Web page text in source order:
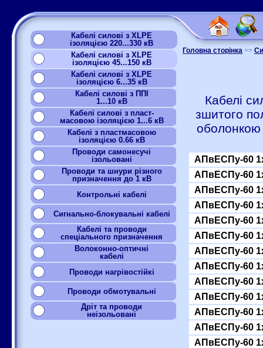
Кабелі силові з XLPE
ізоляцією 220...330 кВ
Кабелі силові з XLPE
ізоляцією 45...150 кВ
Кабелі силові з XLPE
ізоляцією 6...35 кВ
Кабелі силові з ППІ
1...10 кВ
Кабелі силові з пласт-
масовою ізоляцією 1...6 кВ
Кабелі з пластмасовою
ізоляцією 0.66 кВ
Проводи самонесучі
ізольовані
Проводи та шнури різного
призначення до 1 кВ
Контрольні кабелі
Сигнально-блокувальні кабелі
Кабелі та проводи
спеціального призначення
Волоконно-оптичні
кабелі
Проводи нагрівостійкі
Проводи обмотувальні
Дріт та проводи
неізольовані
Головна сторінка >>
Кабелі
зшитого
АПвЕСПу-60
АПвЕСПу-60
АПвЕСПу-60
АПвЕСПу-60
АПвЕСПу-60
АПвЕСПу-60
АПвЕСПу-60
АПвЕСПу-60
АПвЕСПу-60
АПвЕСПу-60
АПвЕСПу-60
АПвЕСПу-60
АПвЕСПу-60